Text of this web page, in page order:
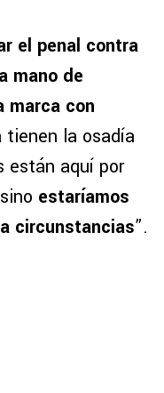
el penal contra
mano de
marca con
tienen la osadía
están aquí por
estaríamos
circunstancias”.